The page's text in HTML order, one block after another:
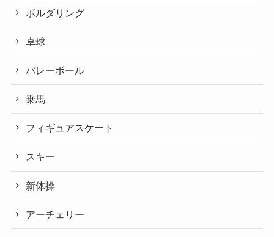
ボルダリング
卓球
バレーボール
乗馬
フィギュアスケート
スキー
新体操
アーチェリー